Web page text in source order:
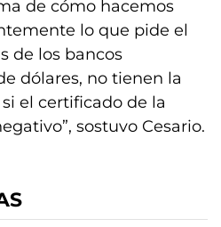
de cómo hacemos
lo que pide el
de los bancos
dólares, no tienen la
el certificado de la
sostuvo Cesario.